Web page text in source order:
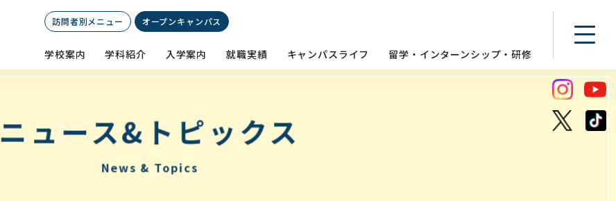
訪問者別メニュー オープンキャンパス
学校案内 学科紹介 入学案内 就職実績 キャンパスライフ 留学・インターンシップ・研修
ニュース&トピックス
News & Topics